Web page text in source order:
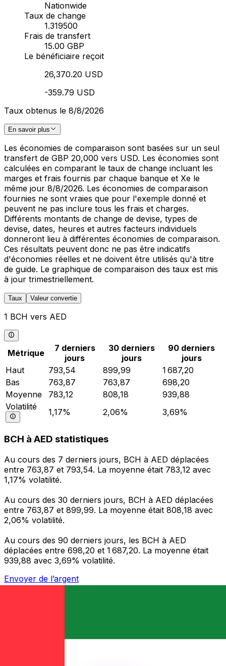
Nationwide
Taux de change
1.319500
Frais de transfert
15.00 GBP
Le bénéficiaire reçoit
26,370.20 USD
-359.79 USD
Taux obtenus le 8/8/2026
En savoir plus
Les économies de comparaison sont basées sur un seul
transfert de GBP 20,000 vers USD. Les économies sont
calculées en comparant le taux de change incluant les
marges et frais fournis par chaque banque et Xe le
même jour 8/8/2026. Les économies de comparaison
fournies ne sont vraies que pour l'exemple donné et
peuvent ne pas inclure tous les frais et charges.
Différents montants de change de devise, types de
devise, dates, heures et autres facteurs individuels
donneront lieu à différentes économies de comparaison.
Ces résultats peuvent donc ne pas être indicatifs
d'économies réelles et ne doivent être utilisés qu'à titre
de guide. Le graphique de comparaison des taux est mis
à jour trimestriellement.
Taux Valeur convertie
1 BCH vers AED
Métrique
7 derniers
jours
30 derniers
jours
90 derniers
jours
Haut
793,54 899,99
1 687,20
Bas
763,87 763,87
698,20
Moyenne
783,12 808,18
939,88
Volatilité
1,17% 2,06% 3,69%
BCH à AED statistiques
Au cours des 7 derniers jours, BCH à AED déplacées
entre 763,87 et 793,54. La moyenne était 783,12 avec
1,17% volatilité.
Au cours des 30 derniers jours, BCH à AED déplacées
entre 763,87 et 899,99. La moyenne était 808,18 avec
2,06% volatilité.
Au cours des 90 derniers jours, les BCH à AED
déplacées entre 698,20 et 1 687,20. La moyenne était
939,88 avec 3,69% volatilité.
Envoyer de l’argent
nécessaires pour vos transferts d'argent internationaux